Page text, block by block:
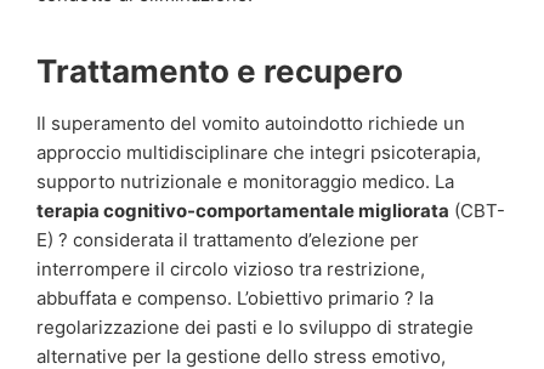
Trattamento e recupero
Il superamento del vomito autoindotto richiede un
approccio multidisciplinare che integri psicoterapia,
supporto nutrizionale e monitoraggio medico. La
terapia cognitivo-comportamentale migliorata (CBT-
E) ? considerata il trattamento d’elezione per
interrompere il circolo vizioso tra restrizione,
abbuffata e compenso. L’obiettivo primario ? la
regolarizzazione dei pasti e lo sviluppo di strategie
alternative per la gestione dello stress emotivo,